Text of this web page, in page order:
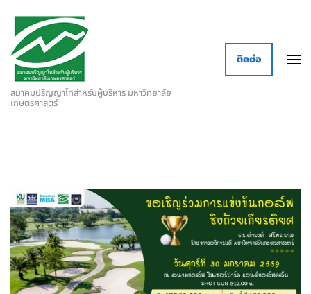
สมาคมปริญญาโทสำหรับผู้บริหาร มหาวิทยาลัย
เกษตรศาสตร์
ติดต่อ